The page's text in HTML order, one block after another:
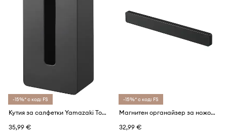
-15%* с код: FS
Кутия за салфетки Yamazaki Tower 26 x 13 cm
35,99 €
-15%* с код: FS
Магнитен органайзер за ножове Yamazaki Tower 35 x 4 cm
32,99 €